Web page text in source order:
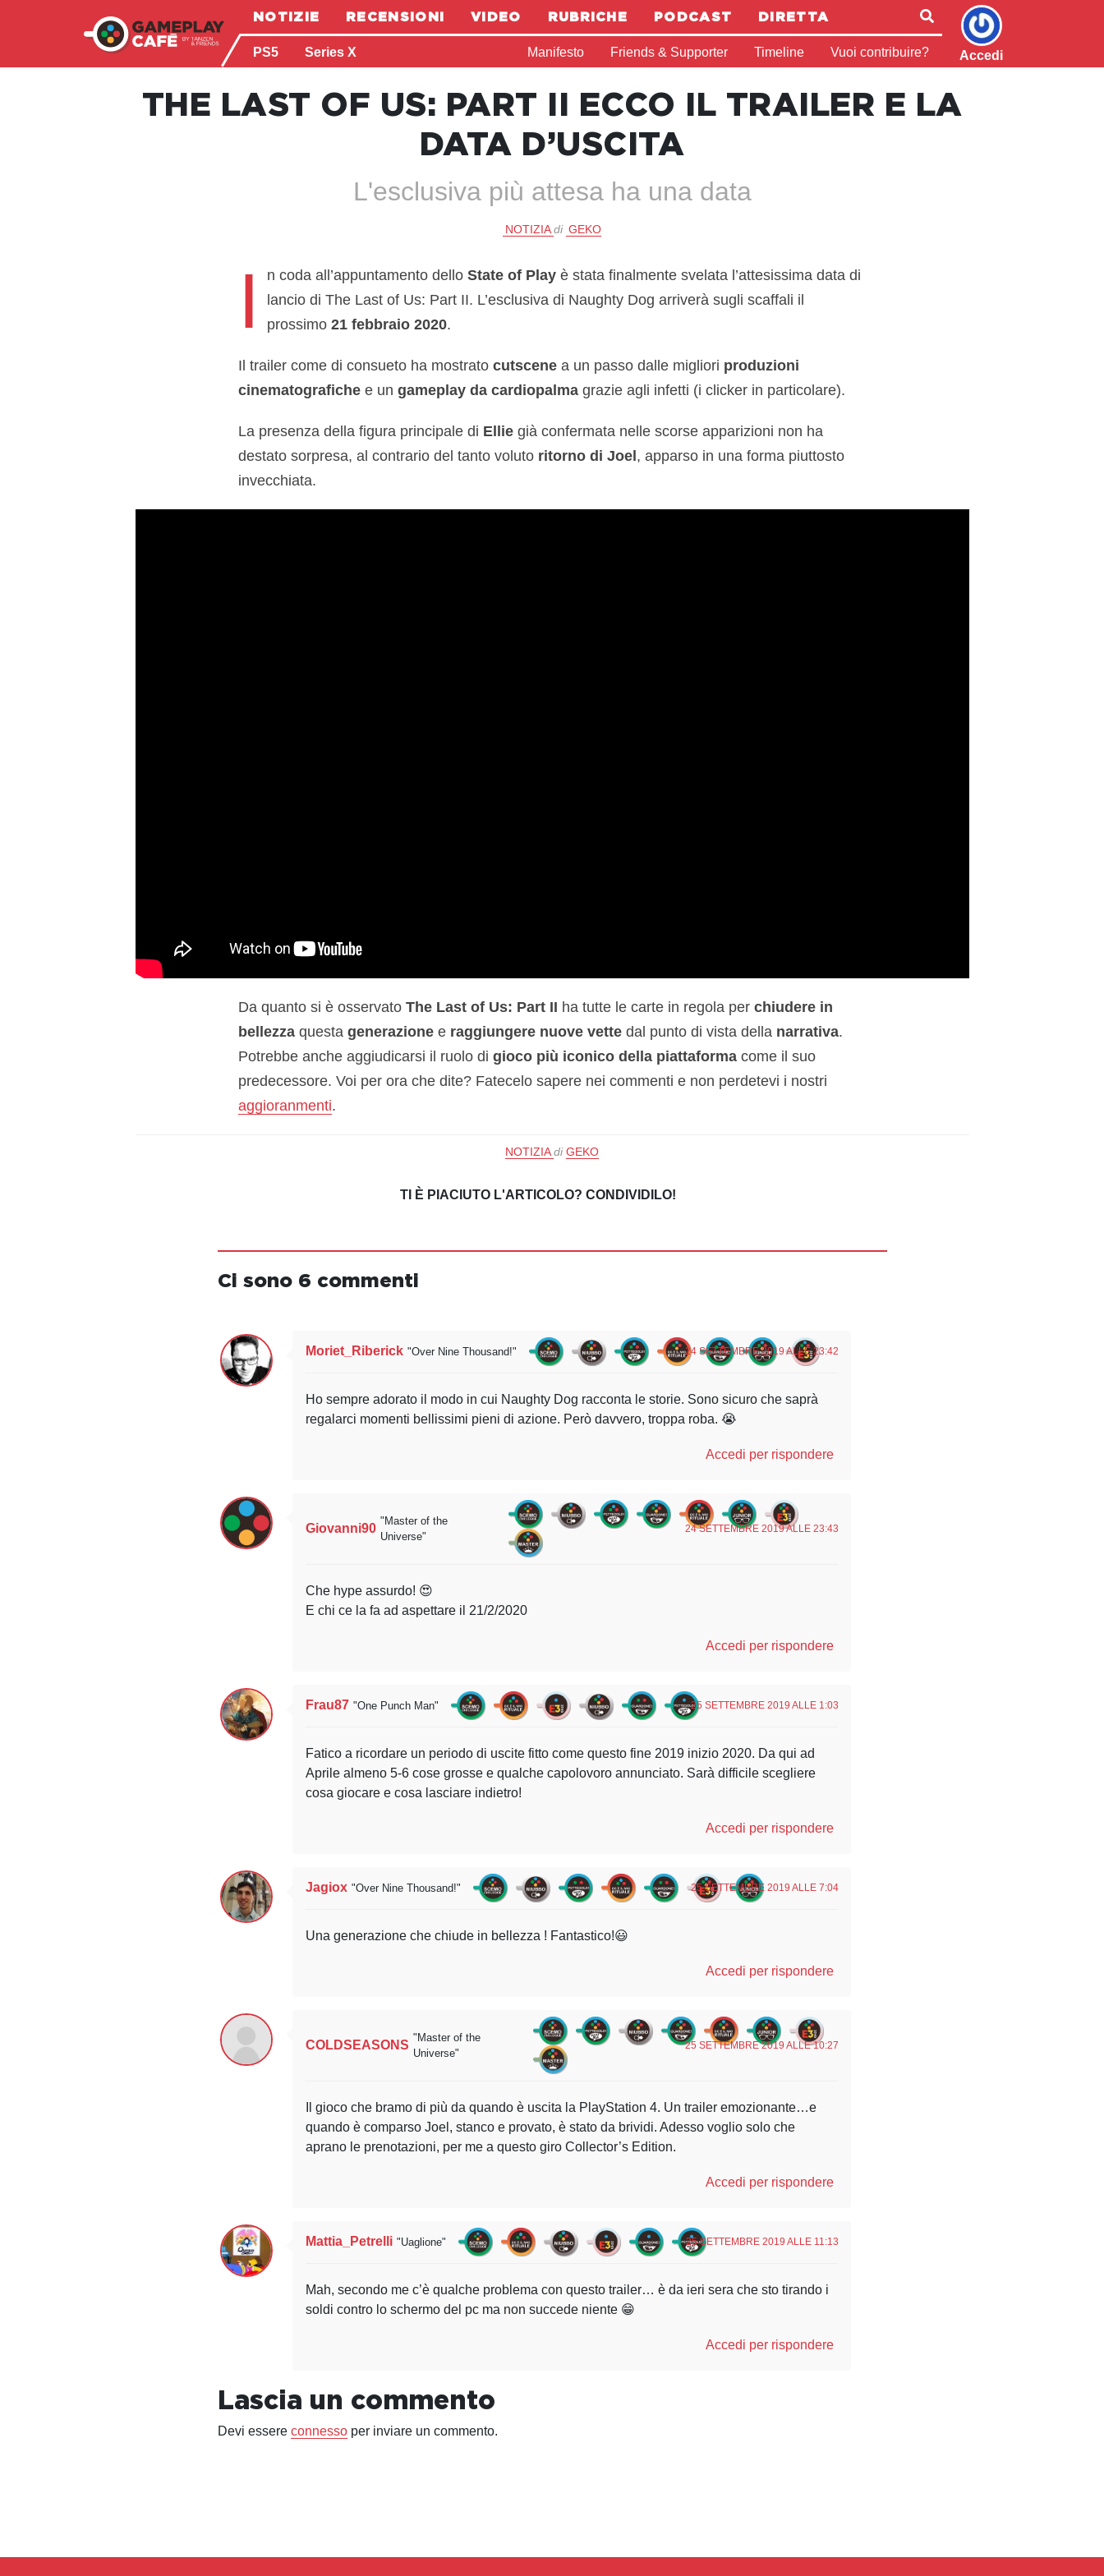
NOTIZIE RECENSIONI VIDEO RUBRICHE PODCAST DIRETTA
PS5 Series X Manifesto Friends & Supporter Timeline Vuoi contribuire? Accedi
THE LAST OF US: PART II ECCO IL TRAILER E LA
DATA D’USCITA
L'esclusiva più attesa ha una data
NOTIZIA di GEKO
I n coda all’appuntamento dello State of Playè stata finalmente svelata l’attesissima data di
lancio di The Last of Us: Part II. L’esclusiva di Naughty Dog arriverà sugli scaffali il
prossimo 21 febbraio 2020.
Il trailer come di consueto ha mostrato cutscenea un passo dalle migliori produzioni
cinematografichee un gameplay da cardiopalmagrazie agli infetti (i clicker in particolare).
La presenza della figura principale di Elliegià confermata nelle scorse apparizioni non ha
destato sorpresa, al contrario del tanto voluto ritorno di Joel , apparso in una forma piuttosto
invecchiata.
Da quanto si è osservato The Last of Us: Part II ha tutte le carte in regola per chiudere in
bellezzaquesta generazionee raggiungere nuove vettedal punto di vista della narrativa.
Potrebbe anche aggiudicarsi il ruolo di gioco più iconico della piattaformacome il suo
predecessore. Voi per ora che dite? Fatecelo sapere nei commenti e non perdetevi i nostri
aggioranmenti.
NOTIZIA di GEKO
TI È PIACIUTO L'ARTICOLO? CONDIVIDILO!
Ci sono 6 commenti
Moriet_Riberick "Over Nine Thousand!" 24 SETTEMBRE 2019 ALLE 23:42
Ho sempre adorato il modo in cui Naughty Dog racconta le storie. Sono sicuro che saprà
regalarci momenti bellissimi pieni di azione. Però davvero, troppa roba. 😭
Accedi per rispondere
Giovanni90
"Master of the
Universe"
24 SETTEMBRE 2019 ALLE 23:43
Che hype assurdo! 😍
E chi ce la fa ad aspettare il 21/2/2020
Accedi per rispondere
Frau87 "One Punch Man" 25 SETTEMBRE 2019 ALLE 1:03
Fatico a ricordare un periodo di uscite fitto come questo fine 2019 inizio 2020. Da qui ad
Aprile almeno 5-6 cose grosse e qualche capolovoro annunciato. Sarà difficile scegliere
cosa giocare e cosa lasciare indietro!
Accedi per rispondere
Jagiox "Over Nine Thousand!" 25 SETTEMBRE 2019 ALLE 7:04
Una generazione che chiude in bellezza ! Fantastico!😃
Accedi per rispondere
COLDSEASONS
"Master of the
Universe"
25 SETTEMBRE 2019 ALLE 10:27
Il gioco che bramo di più da quando è uscita la PlayStation 4. Un trailer emozionante…e
quando è comparso Joel, stanco e provato, è stato da brividi. Adesso voglio solo che
aprano le prenotazioni, per me a questo giro Collector’s Edition.
Accedi per rispondere
Mattia_Petrelli "Uaglione" 25 SETTEMBRE 2019 ALLE 11:13
Mah, secondo me c’è qualche problema con questo trailer… è da ieri sera che sto tirando i
soldi contro lo schermo del pc ma non succede niente 😁
Accedi per rispondere
Lascia un commento
Devi essere connessoper inviare un commento.